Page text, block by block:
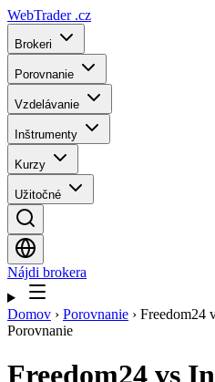
WebTrader .cz
Brokeri
Porovnanie
Vzdelávanie
Inštrumenty
Kurzy
Užitočné
Nájdi brokera
Domov › Porovnanie › Freedom24
Porovnanie
Freedom24 vs